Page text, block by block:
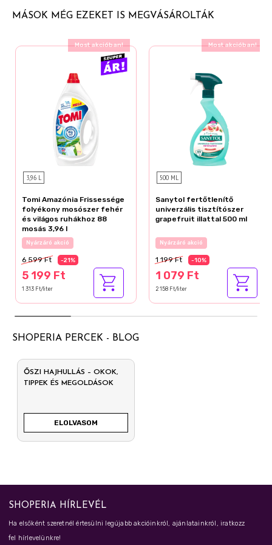
MÁSOK MÉG EZEKET IS MEGVÁSÁROLTÁK
Ajándék akció!
3,96 L
Tomi Amazónia Frissessége
folyékony mosószer fehér
és világos ruhákhoz 88
mosás 3,96 l
Az akció részletei
6 599 Ft -21%
5 199 Ft
1 313 Ft/liter
Ajándék akció!
500 ML
Sanytol fertőtlenítő
univerzális tisztítószer
grapefruit illattal 500 ml
Az akció részletei
1 199 Ft -10%
1 079 Ft
2 158 Ft/liter
SHOPERIA PERCEK - BLOG
ŐSZI HAJHULLÁS – OKOK,
TIPPEK ÉS MEGOLDÁSOK
ELOLVASOM
SHOPERIA HÍRLEVÉL
Ha elsőként szeretnél értesülni legújabb akcióinkról, ajánlatainkról, iratkozz
fel hírlevelünkre!